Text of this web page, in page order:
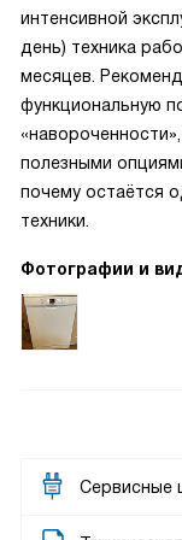
интенсивной
день) техника
месяцев.
функциональную
полезными
почему остаётся
техники.
Фотографии и
Сервисные